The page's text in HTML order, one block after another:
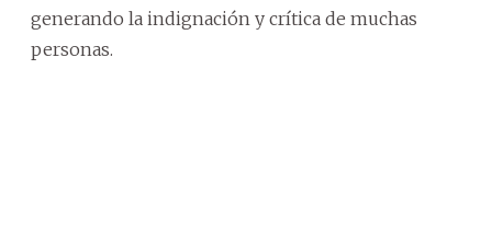
generando la indignación y crítica de muchas
personas.